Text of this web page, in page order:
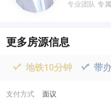
专业团队 专
更多房源信息
 地铁10分钟  带
支付方式 面议